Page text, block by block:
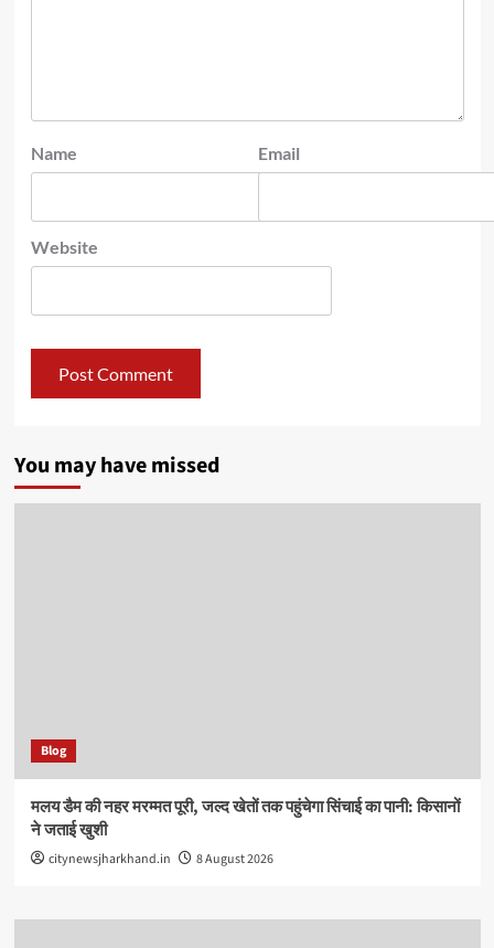
Name Email
Website
You may have missed
Blog
मलय डैम की नहर मरम्मत पूरी, जल्द खेतों तक पहुंचेगा सिंचाई का पानी: किसानों
ने जताई खुशी
citynewsjharkhand.in 8 August 2026